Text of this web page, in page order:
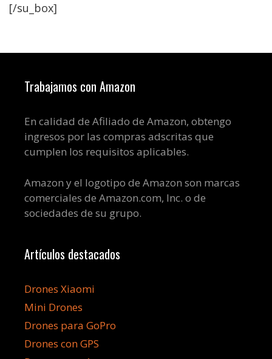
[/su_box]
Trabajamos con Amazon
En calidad de Afiliado de Amazon, obtengo
ingresos por las compras adscritas que
cumplen los requisitos aplicables.
Amazon y el logotipo de Amazon son marcas
comerciales de Amazon.com, Inc. o de
sociedades de su grupo.
Artículos destacados
Drones Xiaomi
Mini Drones
Drones para GoPro
Drones con GPS